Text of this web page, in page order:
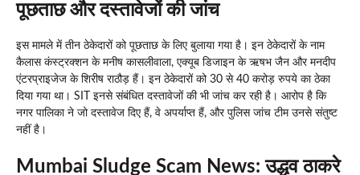
पूछताछ और दस्तावेजों की जांच
इस मामले में तीन ठेकेदारों को पूछताछ के लिए बुलाया गया है। इन ठेकेदारों के नाम
कैलास कंस्ट्रक्शन के मनीष कासलीवाला, एक्यूब डिजाइन के ऋषभ जैन और मनदीप
एंटरप्राइजेज के शिरीष राठौड़ हैं। इन ठेकेदारों को 30 से 40 करोड़ रुपये का ठेका
दिया गया था। SIT इनसे संबंधित दस्तावेजों की भी जांच कर रही है। आरोप है कि
नगर पालिका ने जो दस्तावेज दिए हैं, वे अपर्याप्त हैं, और पुलिस जांच टीम उनसे संतुष्ट
नहीं है।
Mumbai Sludge Scam News: उद्धव ठाकरे